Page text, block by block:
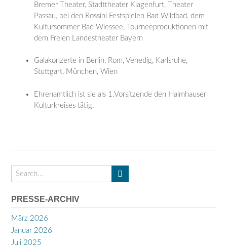
Bremer Theater, Stadttheater Klagenfurt, Theater
Passau, bei den Rossini Festspielen Bad Wildbad, dem
Kultursommer Bad Wiessee, Tourneeproduktionen mit
dem Freien Landestheater Bayern
Galakonzerte in Berlin, Rom, Venedig, Karlsruhe,
Stuttgart, München, Wien
Ehrenamtlich ist sie als 1.Vorsitzende den Haimhauser
Kulturkreises tätig.
PRESSE-ARCHIV
März 2026
Januar 2026
Juli 2025